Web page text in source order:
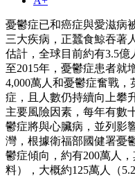
憂鬱症已和癌症與愛滋病
三大疾病，正蠶食鯨吞著
估計，全球目前約有3.5億
至2015年，憂鬱症患者就
4,000萬人和憂鬱症奮戰
症，且人數仍持續向上攀
主要風險因素，每年有數
鬱症將與心臟病，並列影
灣，根據衛福部國健署憂
鬱症傾向，約有200萬人
料），大概約125萬人（